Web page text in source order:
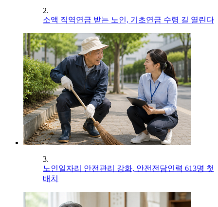
2.
소액 직역연금 받는 노인, 기초연금 수령 길 열린다
3.
노인일자리 안전관리 강화, 안전전담인력 613명 첫
배치